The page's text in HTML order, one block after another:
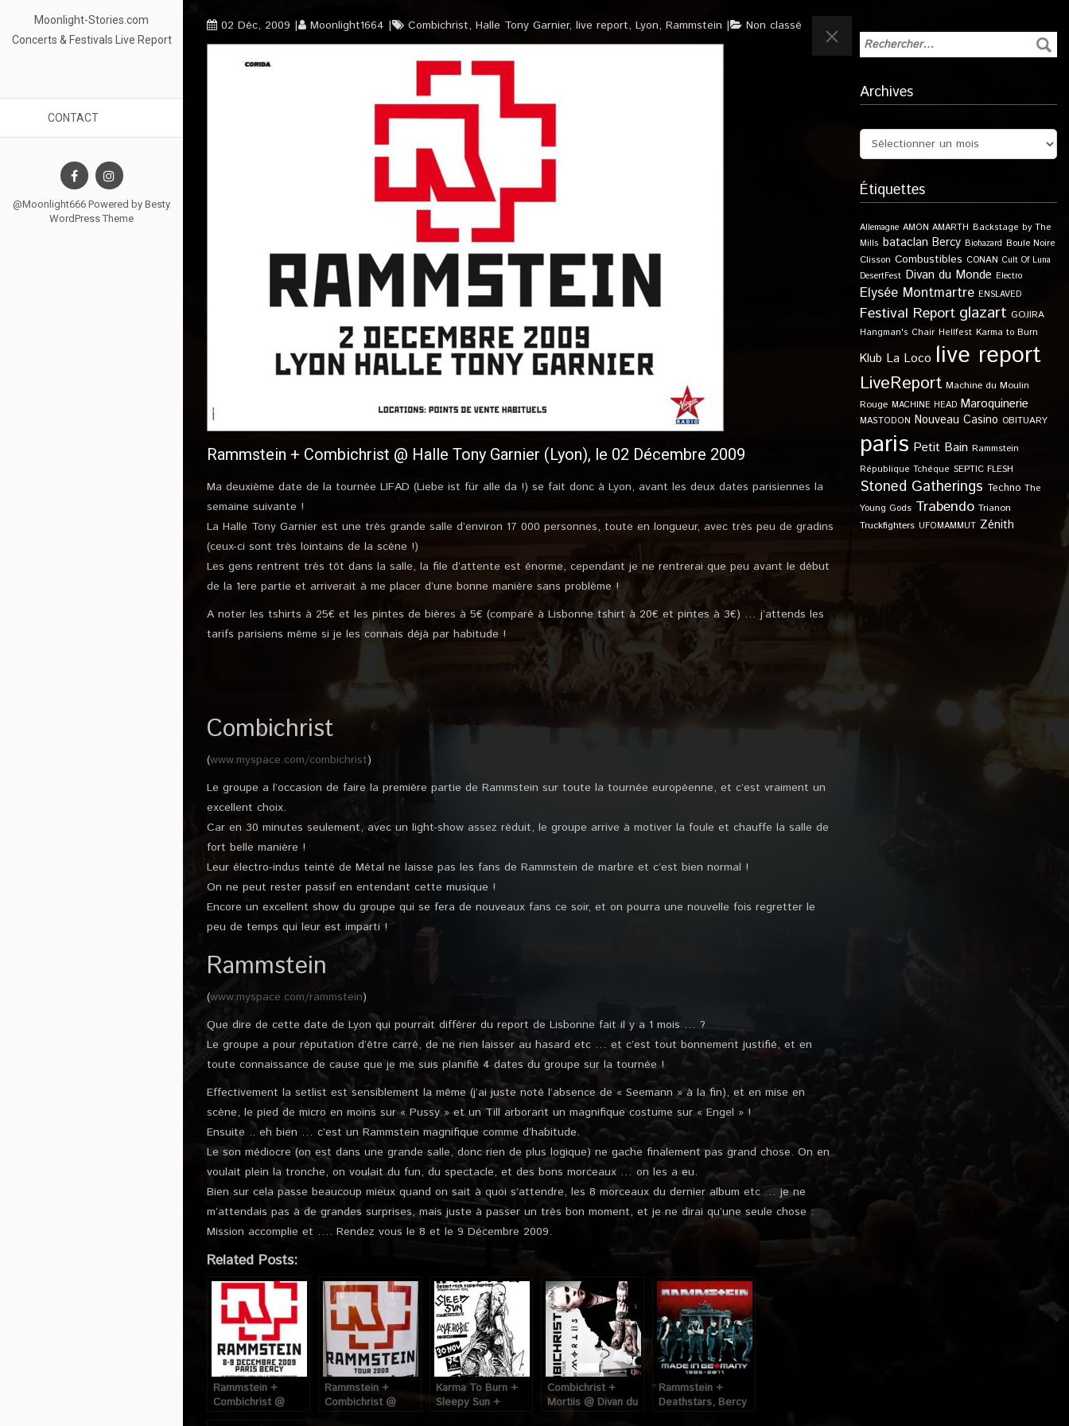
Moonlight-Stories.com
Concerts & Festivals Live Report
CONTACT
@Moonlight666 Powered by Besty
WordPress Theme
02 Déc, 2009 Moonlight1664 Combichrist, Halle Tony Garnier, live report, Lyon, Rammstein Non classé
Rammstein + Combichrist @ Halle Tony Garnier (Lyon), le 02 Décembre 2009
Ma deuxième date de la tournée LIFAD (Liebe ist für alle da !) se fait donc à Lyon, avant les deux dates parisiennes la
semaine suivante !
La Halle Tony Garnier est une très grande salle d’environ 17 000 personnes, toute en longueur, avec très peu de gradins
(ceux-ci sont très lointains de la scène !)
Les gens rentrent très tôt dans la salle, la file d’attente est énorme, cependant je ne rentrerai que peu avant le début
de la 1ere partie et arriverait à me placer d’une bonne manière sans problème !
A noter les tshirts à 25€ et les pintes de bières à 5€ (comparé à Lisbonne tshirt à 20€ et pintes à 3€) … j’attends les
tarifs parisiens même si je les connais déjà par habitude !
Combichrist
(www.myspace.com/combichrist)
Le groupe a l’occasion de faire la première partie de Rammstein sur toute la tournée européenne, et c’est vraiment un
excellent choix.
Car en 30 minutes seulement, avec un light-show assez réduit, le groupe arrive à motiver la foule et chauffe la salle de
fort belle manière !
Leur électro-indus teinté de Métal ne laisse pas les fans de Rammstein de marbre et c’est bien normal !
On ne peut rester passif en entendant cette musique !
Encore un excellent show du groupe qui se fera de nouveaux fans ce soir, et on pourra une nouvelle fois regretter le
peu de temps qui leur est imparti !
Rammstein
(www.myspace.com/rammstein)
Que dire de cette date de Lyon qui pourrait différer du report de Lisbonne fait il y a 1 mois … ?
Le groupe a pour réputation d’être carré, de ne rien laisser au hasard etc … et c’est tout bonnement justifié, et en
toute connaissance de cause que je me suis planifié 4 dates du groupe sur la tournée !
Effectivement la setlist est sensiblement la même (j’ai juste noté l’absence de « Seemann » à la fin), et en mise en
scène, le pied de micro en moins sur « Pussy » et un Till arborant un magnifique costume sur « Engel » !
Ensuite .. eh bien … c’est un Rammstein magnifique comme d’habitude.
Le son médiocre (on est dans une grande salle, donc rien de plus logique) ne gache finalement pas grand chose. On en
voulait plein la tronche, on voulait du fun, du spectacle, et des bons morceaux … on les a eu.
Bien sur cela passe beaucoup mieux quand on sait à quoi s’attendre, les 8 morceaux du dernier album etc … je ne
m’attendais pas à de grandes surprises, mais juste à passer un très bon moment, et je ne dirai qu’une seule chose :
Mission accomplie et …. Rendez vous le 8 et le 9 Décembre 2009.
Related Posts:
Rammstein +
Combichrist @
Rammstein +
Combichrist @
Karma To Burn +
Sleepy Sun +
Combichrist +
Mortiis @ Divan du
Monde (Paris), le
Rammstein +
Deathstars, Bercy
Archives
Étiquettes
Allemagne AMON AMARTH Backstage by The
Mills bataclan Bercy Biohazard Boule Noire
Clisson Combustibles CONAN Cult Of Luna
DesertFest Divan du Monde Electro
Elysée Montmartre ENSLAVED
Festival Report glazart GOJIRA
Hangman's Chair Hellfest Karma to Burn
Klub La Loco live report
LiveReport Machine du Moulin
Rouge MACHINE HEAD Maroquinerie
MASTODON Nouveau Casino OBITUARY
paris Petit Bain Rammstein
République Tchèque SEPTIC FLESH
Stoned Gatherings Techno The
Young Gods Trabendo Trianon
Truckfighters UFOMAMMUT Zénith